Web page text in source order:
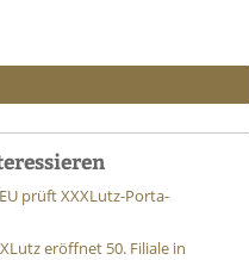
EU prüft XXXLutz-Porta-
eröffnet 50. Filiale in